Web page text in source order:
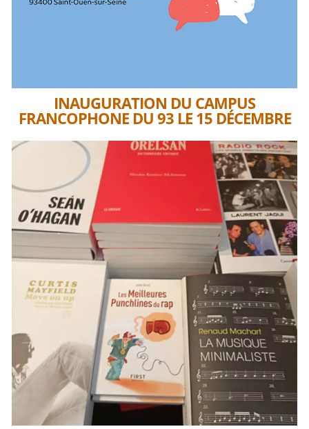
INAUGURATION DU CAMPUS
FRANCOPHONE DU 93 LE 15 DÉCEMBRE